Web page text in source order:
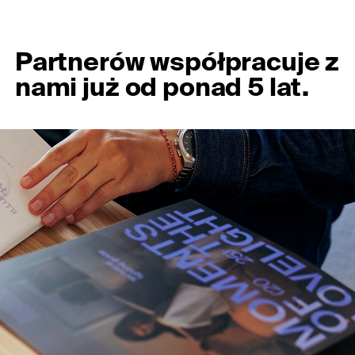
Partnerów współpracuje z
nami już od ponad 5 lat.